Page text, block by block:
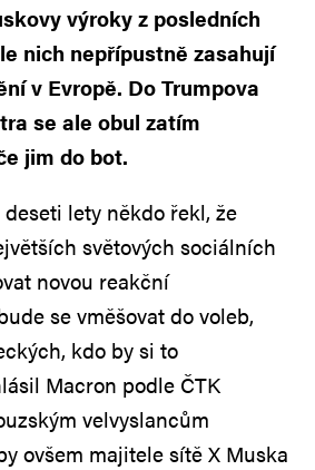
výroky z posledních
nich nepřípustně zasahují
v Evropě. Do Trumpova
se ale obul zatím
jim do bot.
lety někdo řekl, že
světových sociálních
novou reakční
se vměšovat do voleb,
kdo by si to
Macron podle ČTK
velvyslancům
ovšem majitele sítě X Muska